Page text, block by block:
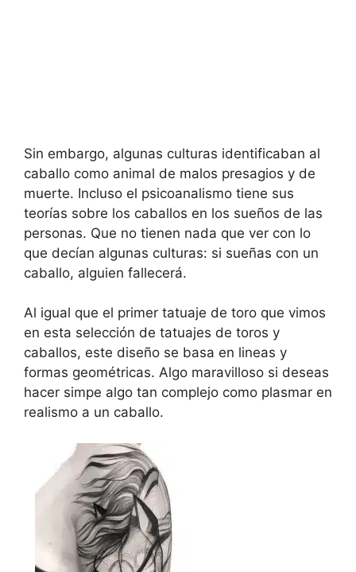
Sin embargo, algunas culturas identificaban al
caballo como animal de malos presagios y de
muerte. Incluso el psicoanalismo tiene sus
teorías sobre los caballos en los sueños de las
personas. Que no tienen nada que ver con lo
que decían algunas culturas: si sueñas con un
caballo, alguien fallecerá.
Al igual que el primer tatuaje de toro que vimos
en esta selección de tatuajes de toros y
caballos, este diseño se basa en lineas y
formas geométricas. Algo maravilloso si deseas
hacer simpe algo tan complejo como plasmar en
realismo a un caballo.